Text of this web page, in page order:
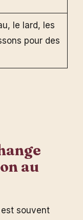
le lard, les
pour des
au
souvent